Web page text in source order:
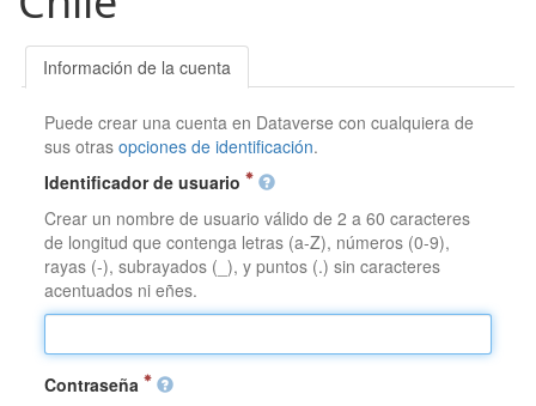
Información de la cuenta
Puede crear una cuenta en Dataverse con cualquiera de
sus otrasopciones de identificación.
Identificador de usuario
Crear un nombre de usuario válido de 2 a 60 caracteres
de longitud que contenga letras (a-Z), números (0-9),
rayas (-), subrayados (_), y puntos (.) sin caracteres
acentuados ni eñes.
Contraseña